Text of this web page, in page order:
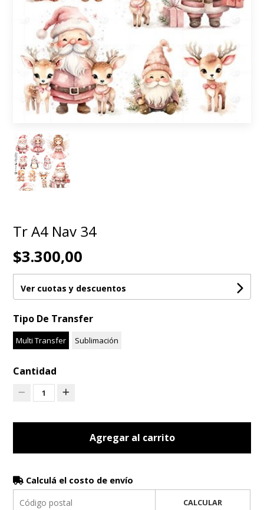
Tr A4 Nav 34
$3.300,00
Ver cuotas y descuentos
Tipo De Transfer
Multi Transfer Sublimación
Cantidad
1
Agregar al carrito
Calculá el costo de envío
CALCULAR